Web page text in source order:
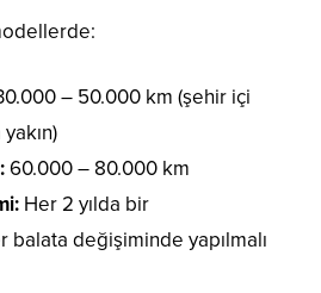
– 50.000 km (şehir içi
60.000 – 80.000 km
Her 2 yılda bir
balata değişiminde yapılmalı